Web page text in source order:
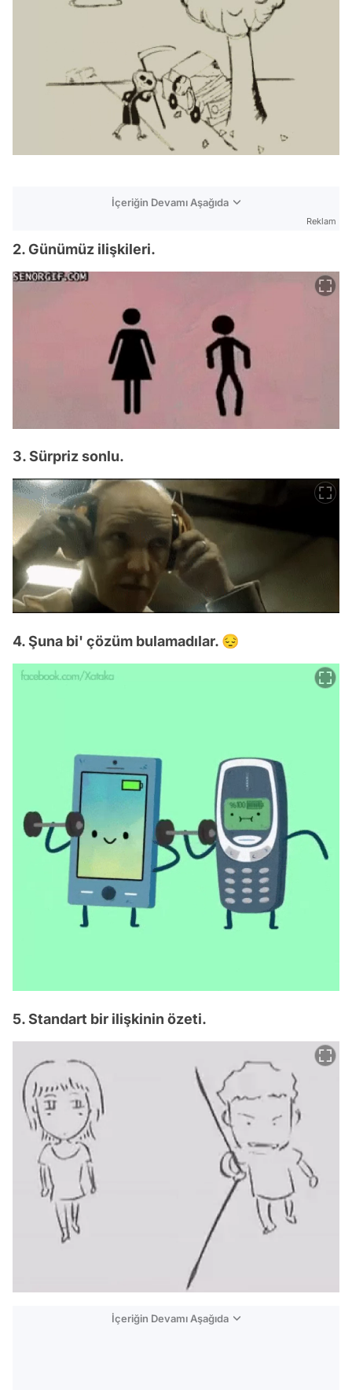
İçeriğin Devamı Aşağıda
Reklam
2. Günümüz ilişkileri.
3. Sürpriz sonlu.
4. Şuna bi' çözüm bulamadılar. 😔
5. Standart bir ilişkinin özeti.
İçeriğin Devamı Aşağıda